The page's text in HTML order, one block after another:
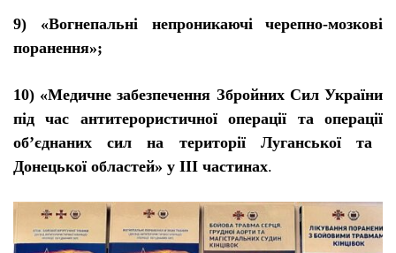
9) «Вогнепальні непроникаючі
черепно-мозкові
поранення»;
10) «Медичне забезпечення Збройних Сил України
під час антитерористичноїоперації та операції
об’єднаних сил на територіїЛуганськоїта
Донецької областей» у ІІІ частинах.